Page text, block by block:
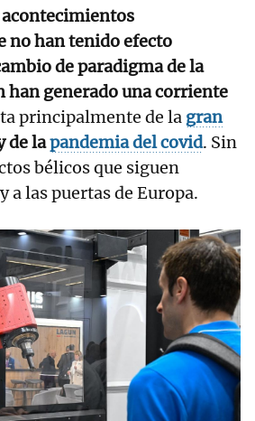
acontecimientos
no han tenido efecto
de paradigma de la
han generado una corriente
principalmente de la gran
de lapandemia del covid. Sin
bélicos que siguen
a las puertas de Europa.